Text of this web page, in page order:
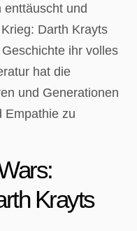
enttäuscht und
Darth Krayts
ihr volles
hat die
und Generationen
Empathie zu
Krayts